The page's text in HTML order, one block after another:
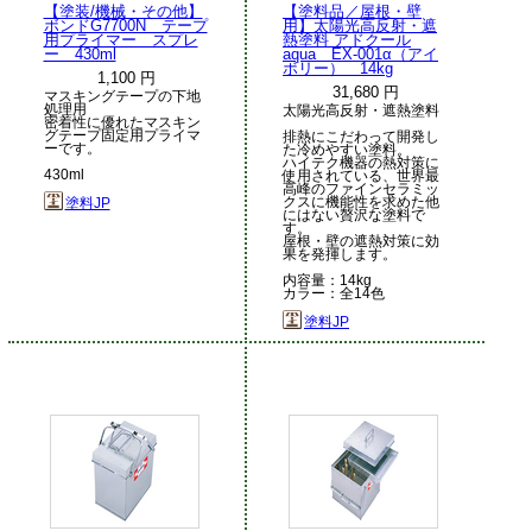
【塗装/機械・その他】
ボンドG7700N テープ
用プライマー スプレ
ー 430ml
1,100 円
マスキングテープの下地
処理用
密着性に優れたマスキン
グテープ固定用プライマ
ーです。
430ml
塗料JP
【塗料品／屋根・壁
用】太陽光高反射・遮
熱塗料 アドクール
aqua EX-001α（アイ
ボリー） 14kg
31,680 円
太陽光高反射・遮熱塗料
排熱にこだわって開発し
た冷めやすい塗料。
ハイテク機器の熱対策に
使用されている、世界最
高峰のファインセラミッ
クスに機能性を求めた他
にはない贅沢な塗料で
す。
屋根・壁の遮熱対策に効
果を発揮します。
内容量：14kg
カラー：全14色
塗料JP